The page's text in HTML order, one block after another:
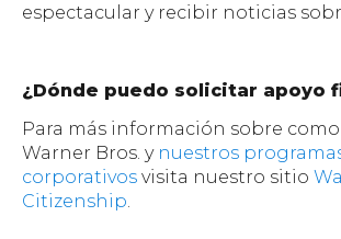
espectacular y recibir noticias
¿Dónde puedo solicitar apoyo
Para más información sobre
Warner Bros. y nuestros
corporativos visita nuestro sitio
Citizenship.